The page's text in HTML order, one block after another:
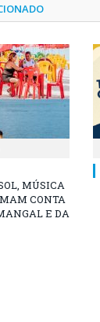
MÚSICA
CONTA
E DA